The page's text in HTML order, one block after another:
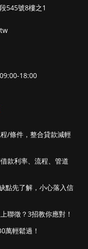
545號8樓之1
18:00
/條件，整合貸款減輕
款利率、流程、管道
點先了解，小心落入信
聯徵？3招教你應對！
萬輕鬆過！